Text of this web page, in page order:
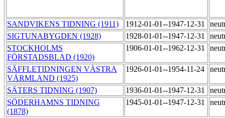
SANDVIKENS TIDNING (1911) 1912-01-01--1947-12-31
SIGTUNABYGDEN (1928)
1928-01-01--1947-12-31
STOCKHOLMS
FÖRSTADSBLAD (1920)
1906-01-01--1962-12-31
SÄFFLETIDNINGEN VÄSTRA
VÄRMLAND (1925)
1926-01-01--1954-11-24
SÄTERS TIDNING (1907) 1936-01-01--1947-12-31
SÖDERHAMNS TIDNING
(1878)
1945-01-01--1947-12-31